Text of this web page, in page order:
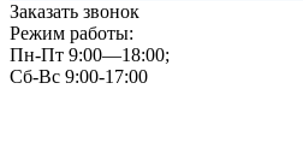
Заказать звонок
Режим работы:
Пн-Пт 9:00—18:00;
Сб-Вс 9:00-17:00